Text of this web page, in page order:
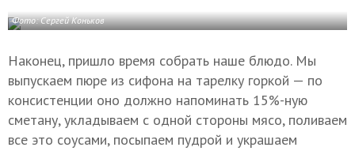
Фото: Сергей Коньков
Наконец, пришло время собрать наше блюдо. Мы
выпускаем пюре из сифона на тарелку горкой — по
консистенции оно должно напоминать 15%-ную
сметану, укладываем с одной стороны мясо, поливаем
все это соусами, посыпаем пудрой и украшаем